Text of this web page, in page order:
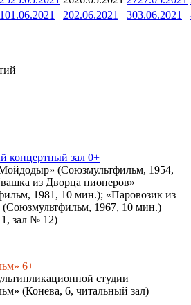
101.06.2021 202.06.2021 303.06.2021
концертный зал 0+
(Союзмультфильм, 1954,
из Дворца пионеров»
1981, 10 мин.); «Паровозик из
1967, 10 мин.)
зал № 12)
6+
студии
(Конева, 6, читальный зал)